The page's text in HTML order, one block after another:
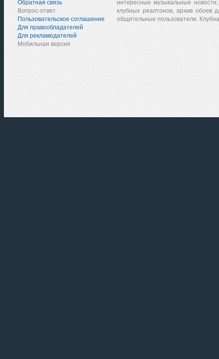
Обратная связь
Вопрос-ответ
Пользовательское соглашение
Для правообладателей
Для рекламодателей
Мобильная версия
интересные музыкальные
клубных реалтонов, архив обоев
общительные пользователи.